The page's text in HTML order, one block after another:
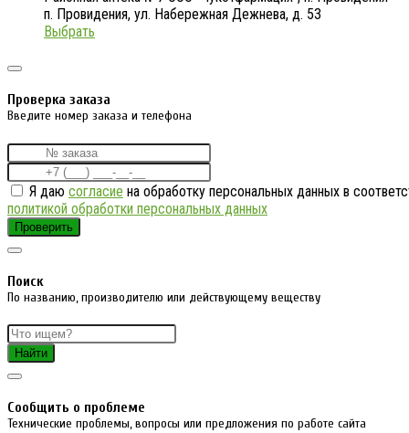
п. Провидения, ул. Набережная Дежнева, д. 53
Выбрать
Проверка заказа
Введите номер заказа и телефона
Я даю согласие на обработку персональных данных в
политикой обработки персональных данных
Проверить
Поиск
По названию, производителю или действующему веществу
Найти
Cообщить о проблеме
Технические проблемы, вопросы или предложения по работе сайта